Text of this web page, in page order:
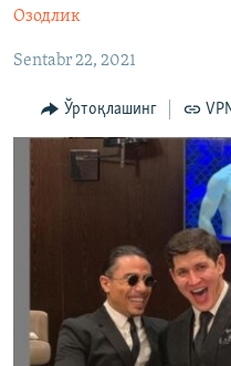
Озодлик бошқа
Озодлик
Sentabr 22, 2021
Ўртоқлашинг